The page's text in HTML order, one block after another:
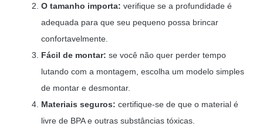
O tamanho importa: verifique se a profundidade é
adequada para que seu pequeno possa brincar
confortavelmente.
Fácil de montar: se você não quer perder tempo
lutando com a montagem, escolha um modelo simples
de montar e desmontar.
Materiais seguros: certifique-se de que o material é
livre de BPA e outras substâncias tóxicas.